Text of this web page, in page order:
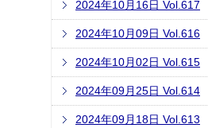
2024年10月16日 Vol.617
2024年10月09日 Vol.616
2024年10月02日 Vol.615
2024年09月25日 Vol.614
2024年09月18日 Vol.613